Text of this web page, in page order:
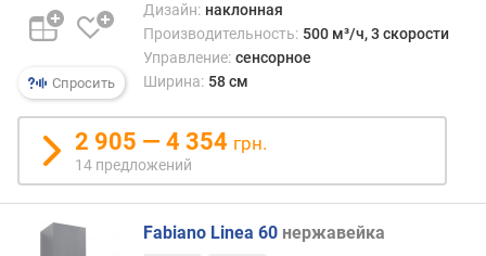
в
ы
к
р
о
г
и
Спросить
Дизайн: наклонная
Производительность: 500 м³/ч, 3 скорости
Управление: сенсорное
Ширина: 58 см
2 905 — 4 354 грн.
14 предложений
Fabiano Linea 60 нержавейка